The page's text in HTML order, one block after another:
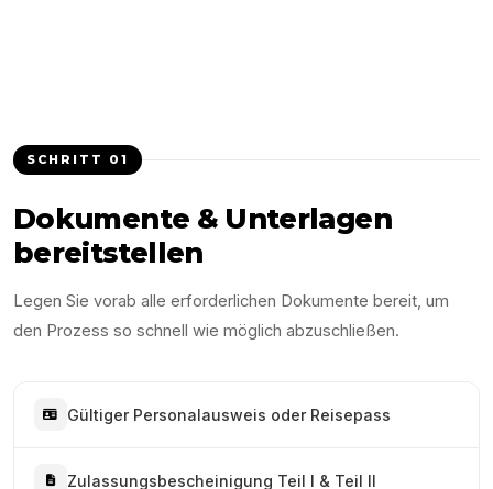
SCHRITT 01
Dokumente & Unterlagen
bereitstellen
Legen Sie vorab alle erforderlichen Dokumente bereit, um
den Prozess so schnell wie möglich abzuschließen.
Gültiger Personalausweis oder Reisepass
Zulassungsbescheinigung Teil I & Teil II